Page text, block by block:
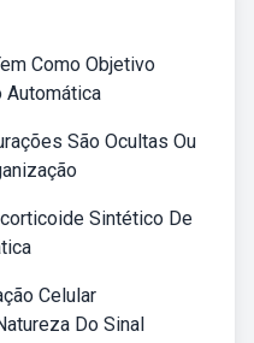
Como Objetivo
Automática
São Ocultas Ou
Sintético De
Celular
Do Sinal